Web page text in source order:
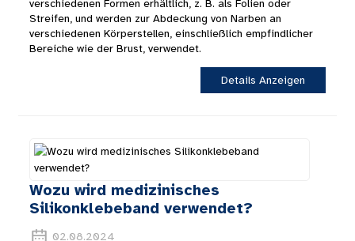
verschiedenen Formen erhältlich, z. B. als Folien oder
Streifen, und werden zur Abdeckung von Narben an
verschiedenen Körperstellen, einschließlich empfindlicher
Bereiche wie der Brust, verwendet.
Details Anzeigen
Wozu wird medizinisches
Silikonklebeband verwendet?
02.08.2024